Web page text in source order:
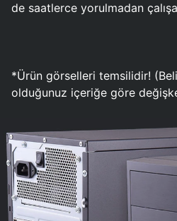
de saatlerce yorulmadan
*Ürün görselleri temsilidir!
olduğunuz içeriğe göre